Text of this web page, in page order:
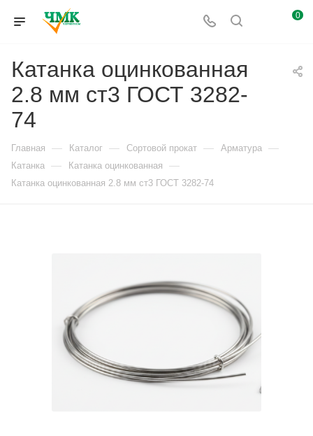
0
Катанка оцинкованная
2.8 мм ст3 ГОСТ 3282-
74
Главная — Каталог — Сортовой прокат — Арматура —
Катанка — Катанка оцинкованная —
Катанка оцинкованная 2.8 мм ст3 ГОСТ 3282-74